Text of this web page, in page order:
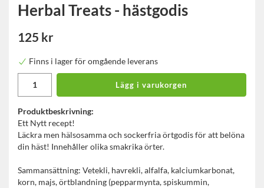
Herbal Treats - hästgodis
125 kr
Finns i lager för omgående leverans
Lägg i varukorgen
Produktbeskrivning:
Ett Nytt recept!
Läckra men hälsosamma och sockerfria örtgodis för att belöna
din häst! Innehåller olika smakrika örter.
Sammansättning: Vetekli, havrekli, alfalfa, kalciumkarbonat,
korn, majs, örtblandning (pepparmynta, spiskummin,